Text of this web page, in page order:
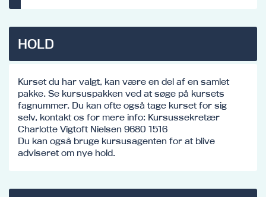
HOLD
Kurset du har valgt, kan være en del af en samlet
pakke. Se kursuspakken ved at søge på kursets
fagnummer. Du kan ofte også tage kurset for sig
selv, kontakt os for mere info: Kursussekretær
Charlotte Vigtoft Nielsen 9680 1516
Du kan også bruge kursusagenten for at blive
adviseret om nye hold.